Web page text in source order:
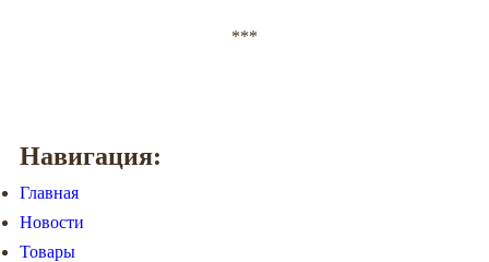
***
Навигация:
Главная
Новости
Товары